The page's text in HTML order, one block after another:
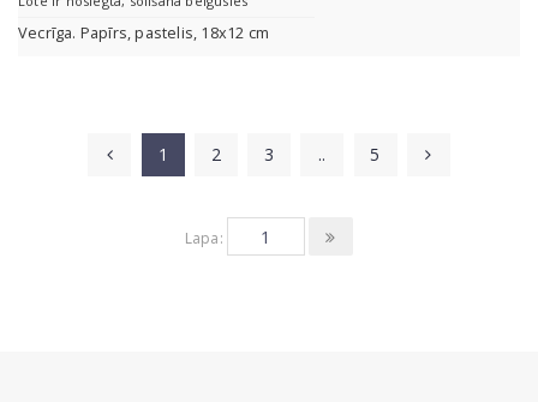
Vecrīga. Papīrs, pastelis, 18x12 cm
1 2 3 .. 5
Lapa: